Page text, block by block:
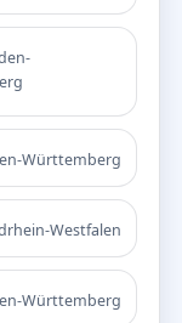
Württemberg
Westfalen
Württemberg